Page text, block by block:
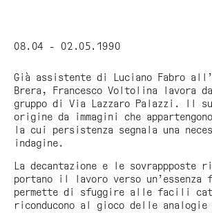
08.04 - 02.05.1990
Già assistente di Luciano Fabro
Brera, Francesco Voltolina lavora
gruppo di Via Lazzaro Palazzi. Il
origine da immagini che
la cui persistenza segnala una
indagine.
La decantazione e le sovrappposte
portano il lavoro verso un’essenza
permette di sfuggire alle facili
riconducono al gioco delle analogie